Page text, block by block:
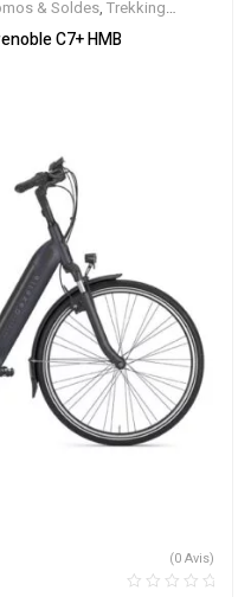
& Soldes, Trekking
Electriques,VTC Electrique
C7+ HMB
(0 Avis)